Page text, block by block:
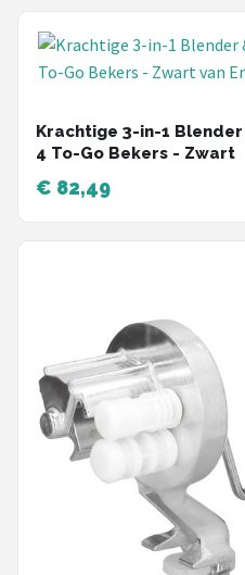
Krachtige 3-in-1
4 To-Go Bekers - Zwart
€ 82,49